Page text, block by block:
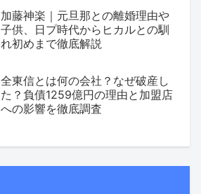
加藤神楽｜元旦那との離婚理由や
子供、日プ時代からヒカルとの馴
れ初めまで徹底解説
全東信とは何の会社？なぜ破産し
た？負債1259億円の理由と加盟店
への影響を徹底調査